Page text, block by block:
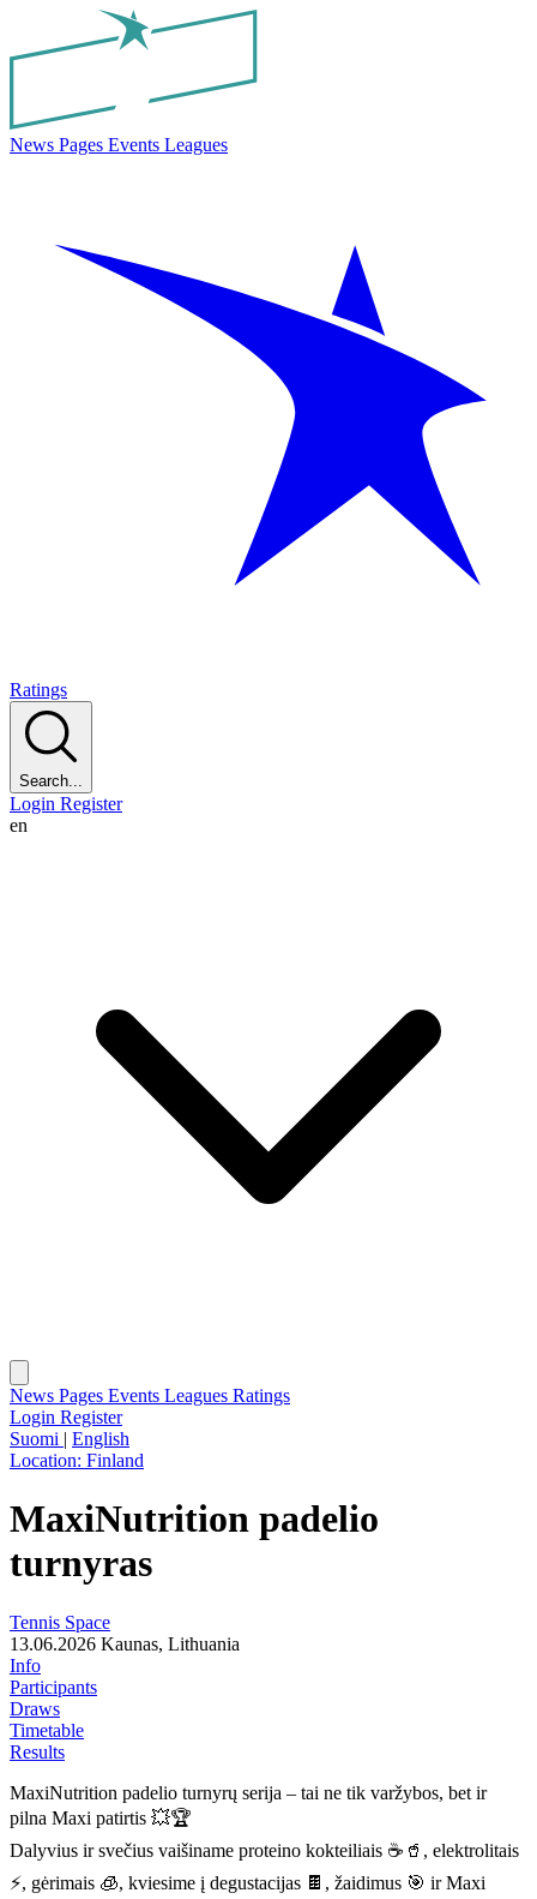
News Pages Events Leagues
Ratings
Search...
Login Register
en
News Pages Events Leagues Ratings
Login Register
Suomi | English
Location: Finland
MaxiNutrition padelio
turnyras
Tennis Space
13.06.2026 Kaunas, Lithuania
Info
Participants
Draws
Timetable
Results
MaxiNutrition padelio turnyrų serija – tai ne tik varžybos, bet ir
pilna Maxi patirtis 💥🏆
Dalyvius ir svečius vaišiname proteino kokteiliais ☕🥤, elektrolitais
⚡, gėrimais 🧊, kviesime į degustacijas 🍫, žaidimus 🎯 ir Maxi